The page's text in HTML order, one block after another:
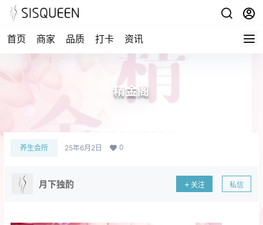
首页 商家 品质 打卡 资讯
精金阁
养生会所 25年6月2日 0
月下独酌 关注 私信